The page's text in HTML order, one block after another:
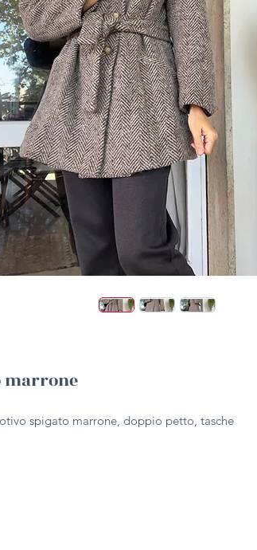
marrone
spigato marrone, doppio petto, tasche